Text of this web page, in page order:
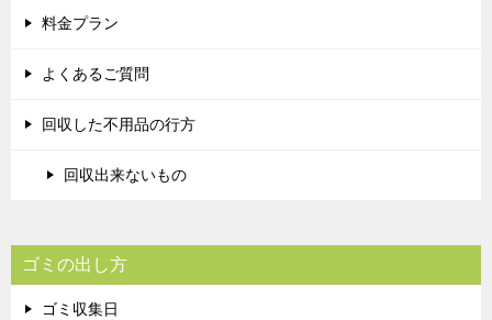
料金プラン
よくあるご質問
回収した不用品の行方
回収出来ないもの
ゴミの出し方
ゴミ収集日